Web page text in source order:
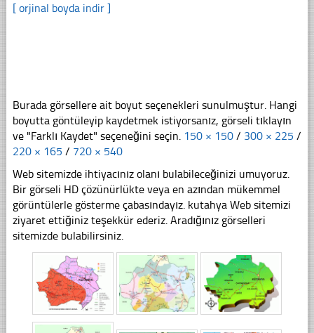
[ orjinal boyda indir ]
Burada görsellere ait boyut seçenekleri sunulmuştur. Hangi
boyutta göntüleyip kaydetmek istiyorsanız, görseli tıklayın
ve "Farklı Kaydet" seçeneğini seçin. 150 × 150 / 300 × 225 /
220 × 165 / 720 × 540
Web sitemizde ihtiyacınız olanı bulabileceğinizi umuyoruz.
Bir görseli HD çözünürlükte veya en azından mükemmel
görüntülerle gösterme çabasındayız. kutahya Web sitemizi
ziyaret ettiğiniz teşekkür ederiz. Aradığınız görselleri
sitemizde bulabilirsiniz.